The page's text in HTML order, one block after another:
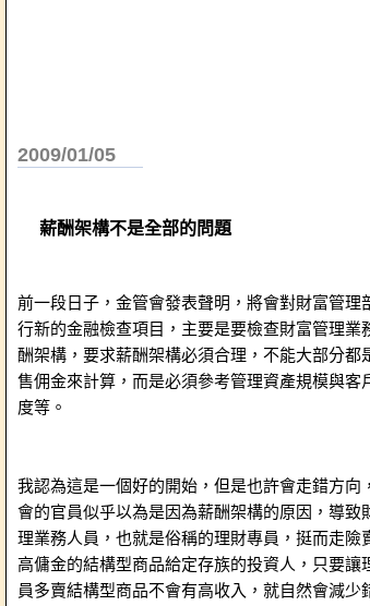
2009/01/05
薪酬架構不是全部的問題
前一段日子，金管會發表聲明，將會對財富管理
行新的金融檢查項目，主要是要檢查財富管理業
酬架構，要求薪酬架構必須合理，不能大部分都
售佣金來計算，而是必須參考管理資產規模與客
度等。
我認為這是一個好的開始，但是也許會走錯方向
會的官員似乎以為是因為薪酬架構的原因，導致
理業務人員，也就是俗稱的理財專員，挺而走險
高傭金的結構型商品給定存族的投資人，只要讓
員多賣結構型商品不會有高收入，就自然會減少